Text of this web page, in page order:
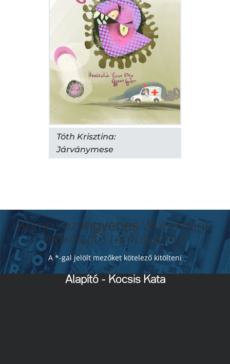
Tóth Krisztina:
Járványmese
Kérem az ingyenes Webdesign
előkészítő tanfolyamot
A *-gal jelölt mezőket kötelező kitölteni
Alapító - Kocsis Kata